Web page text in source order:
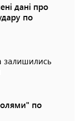
дані про
по
залишились
по